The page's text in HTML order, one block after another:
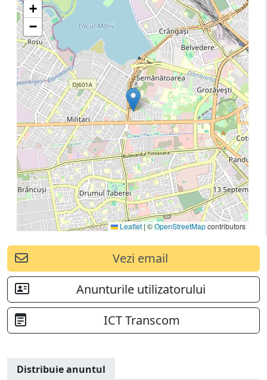
+
−
Leaflet | ©OpenStreetMapcontributors
Vezi email
Anunturile utilizatorului
ICT Transcom
Distribuie anuntul